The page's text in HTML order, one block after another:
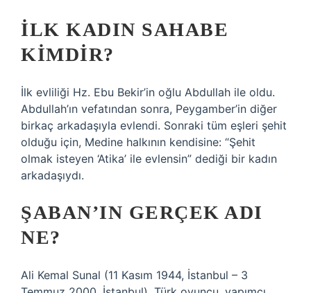
İLK KADIN SAHABE
KIMDIR?
İlk evliliği Hz. Ebu Bekir’in oğlu Abdullah ile oldu.
Abdullah’ın vefatından sonra, Peygamber’in diğer
birkaç arkadaşıyla evlendi. Sonraki tüm eşleri şehit
olduğu için, Medine halkının kendisine: “Şehit
olmak isteyen ‘Atika’ ile evlensin” dediği bir kadın
arkadaşıydı.
ŞABAN’IN GERÇEK ADI
NE?
Ali Kemal Sunal (11 Kasım 1944, İstanbul – 3